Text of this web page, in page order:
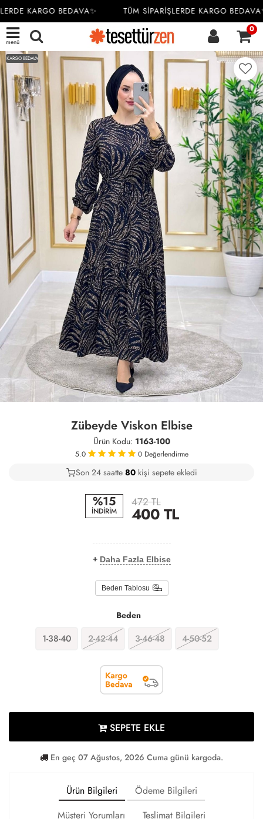
KARGO BEDAVA✨ TÜM SİPARİŞLERDE KARGO BEDAVA✨
menü
0
KARGO BEDAVA
Zübeyde Viskon Elbise
Ürün Kodu: 1163-100
5.0 0 Değerlendirme
41
Son 24 saatte 80kişi sepete ekledi
22
%15
İNDİRİM
472 TL
400TL
+ Daha Fazla Elbise
Beden Tablosu
Beden
1-38-40 2-42-44 3-46-48 4-50-52
SEPETE EKLE
En geç 07 Ağustos, 2026 Cuma günü kargoda.
Ürün Bilgileri
Ödeme Bilgileri
Müşteri Yorumları
Teslimat Bilgileri